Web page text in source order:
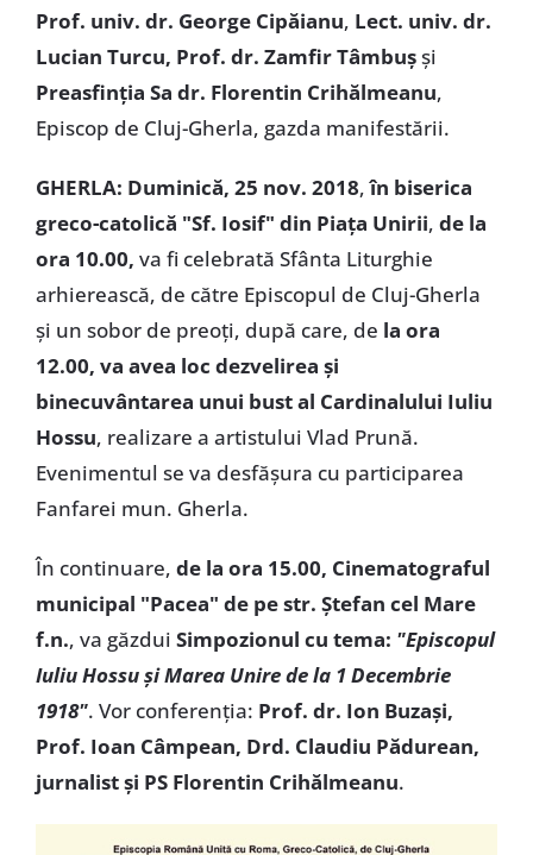
Prof. univ. dr. George Cipăianu, Lect. univ. dr.
Lucian Turcu, Prof. dr. Zamfir Tâmbușși
Preasfinția Sa dr. Florentin Crihălmeanu,
Episcop de Cluj-Gherla, gazda manifestării.
GHERLA: Duminică, 25 nov. 2018,în biserica
greco-catolică "Sf. Iosif" din Piața Unirii, de la
ora 10.00, va fi celebrată Sfânta Liturghie
arhierească, de către Episcopul de Cluj-Gherla
și un sobor de preoți, după care, de la ora
12.00, va avea loc dezvelirea și
binecuvântarea unui bust al Cardinalului Iuliu
Hossu, realizare a artistului Vlad Prună.
Evenimentul se va desfășura cu participarea
Fanfarei mun. Gherla.
În continuare, de la ora 15.00, Cinematograful
municipal "Pacea" de pe str. Ștefan cel Mare
f.n., va găzdui Simpozionul cu tema: "Episcopul
Iuliu Hossu și Marea Unire de la 1 Decembrie
1918". Vor conferenția: Prof. dr. Ion Buzași,
Prof. Ioan Câmpean, Drd. Claudiu Pădurean,
jurnalist și PS Florentin Crihălmeanu.